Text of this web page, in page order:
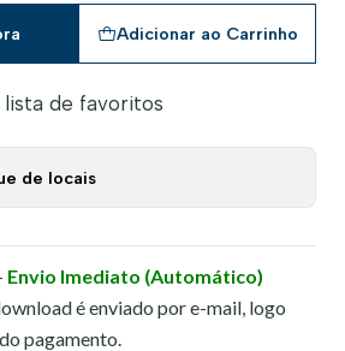
Adicionar ao Carrinho
lista de favoritos
de locais
Envio Imediato (Automático)
é enviado por e-mail, logo
pagamento.